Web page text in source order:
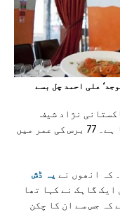
علی احمد چل بسے
نژاد شیف
جنھیں چکن تکہ مصالحہ کا مؤجد کہا جاتا ہے۔ 77 برس کی عمر میں
کہ انھوں نے یہ ڈش
ایک گاہک نے کہا تھا
کہ جس سے ان کا چکن